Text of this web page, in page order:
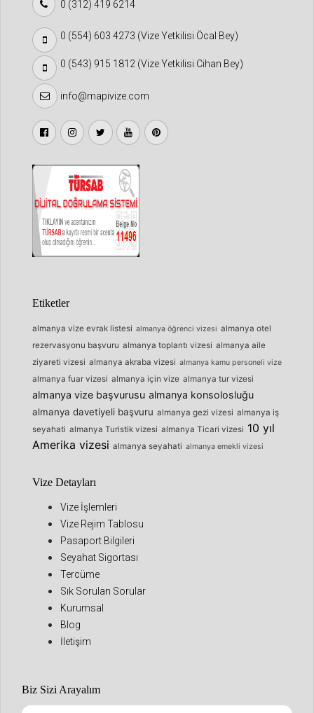
0 (312) 419 6214
0 (554) 603 4273 (Vize Yetkilisi Öcal Bey)
0 (543) 915 1812 (Vize Yetkilisi Cihan Bey)
info@mapivize.com
Etiketler
almanya vize evrak listesi almanya öğrenci vizesi almanya otel
rezervasyonu başvuru almanya toplantı vizesi almanya aile
ziyareti vizesi almanya akraba vizesi almanya kamu personeli vize
almanya fuar vizesi almanya için vize almanya tur vizesi
almanya vize başvurusu almanya konsolosluğu
almanya davetiyeli başvuru almanya gezi vizesi almanya iş
seyahati almanya Turistik vizesi almanya Ticari vizesi 10 yıl
Amerika vizesi almanya seyahati almanya emekli vizesi
Vize Detayları
Vize İşlemleri
Vize Rejim Tablosu
Pasaport Bilgileri
Seyahat Sigortası
Tercüme
Sık Sorulan Sorular
Kurumsal
Blog
İletişim
Biz Sizi Arayalım